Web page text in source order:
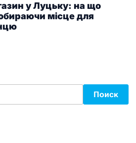
у Луцьку: на що
місце для
Поиск